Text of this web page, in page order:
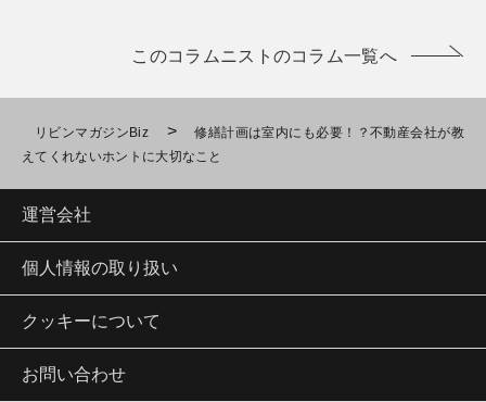
このコラムニストのコラム一覧へ
リビンマガジンBiz >
修繕計画は室内にも必要！？不動産会社が教
えてくれないホントに大切なこと
運営会社
個人情報の取り扱い
クッキーについて
お問い合わせ